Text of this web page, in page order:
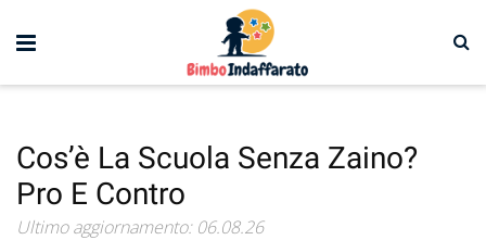
Cos’è La Scuola Senza Zaino?
Pro E Contro
Ultimo aggiornamento: 06.08.26